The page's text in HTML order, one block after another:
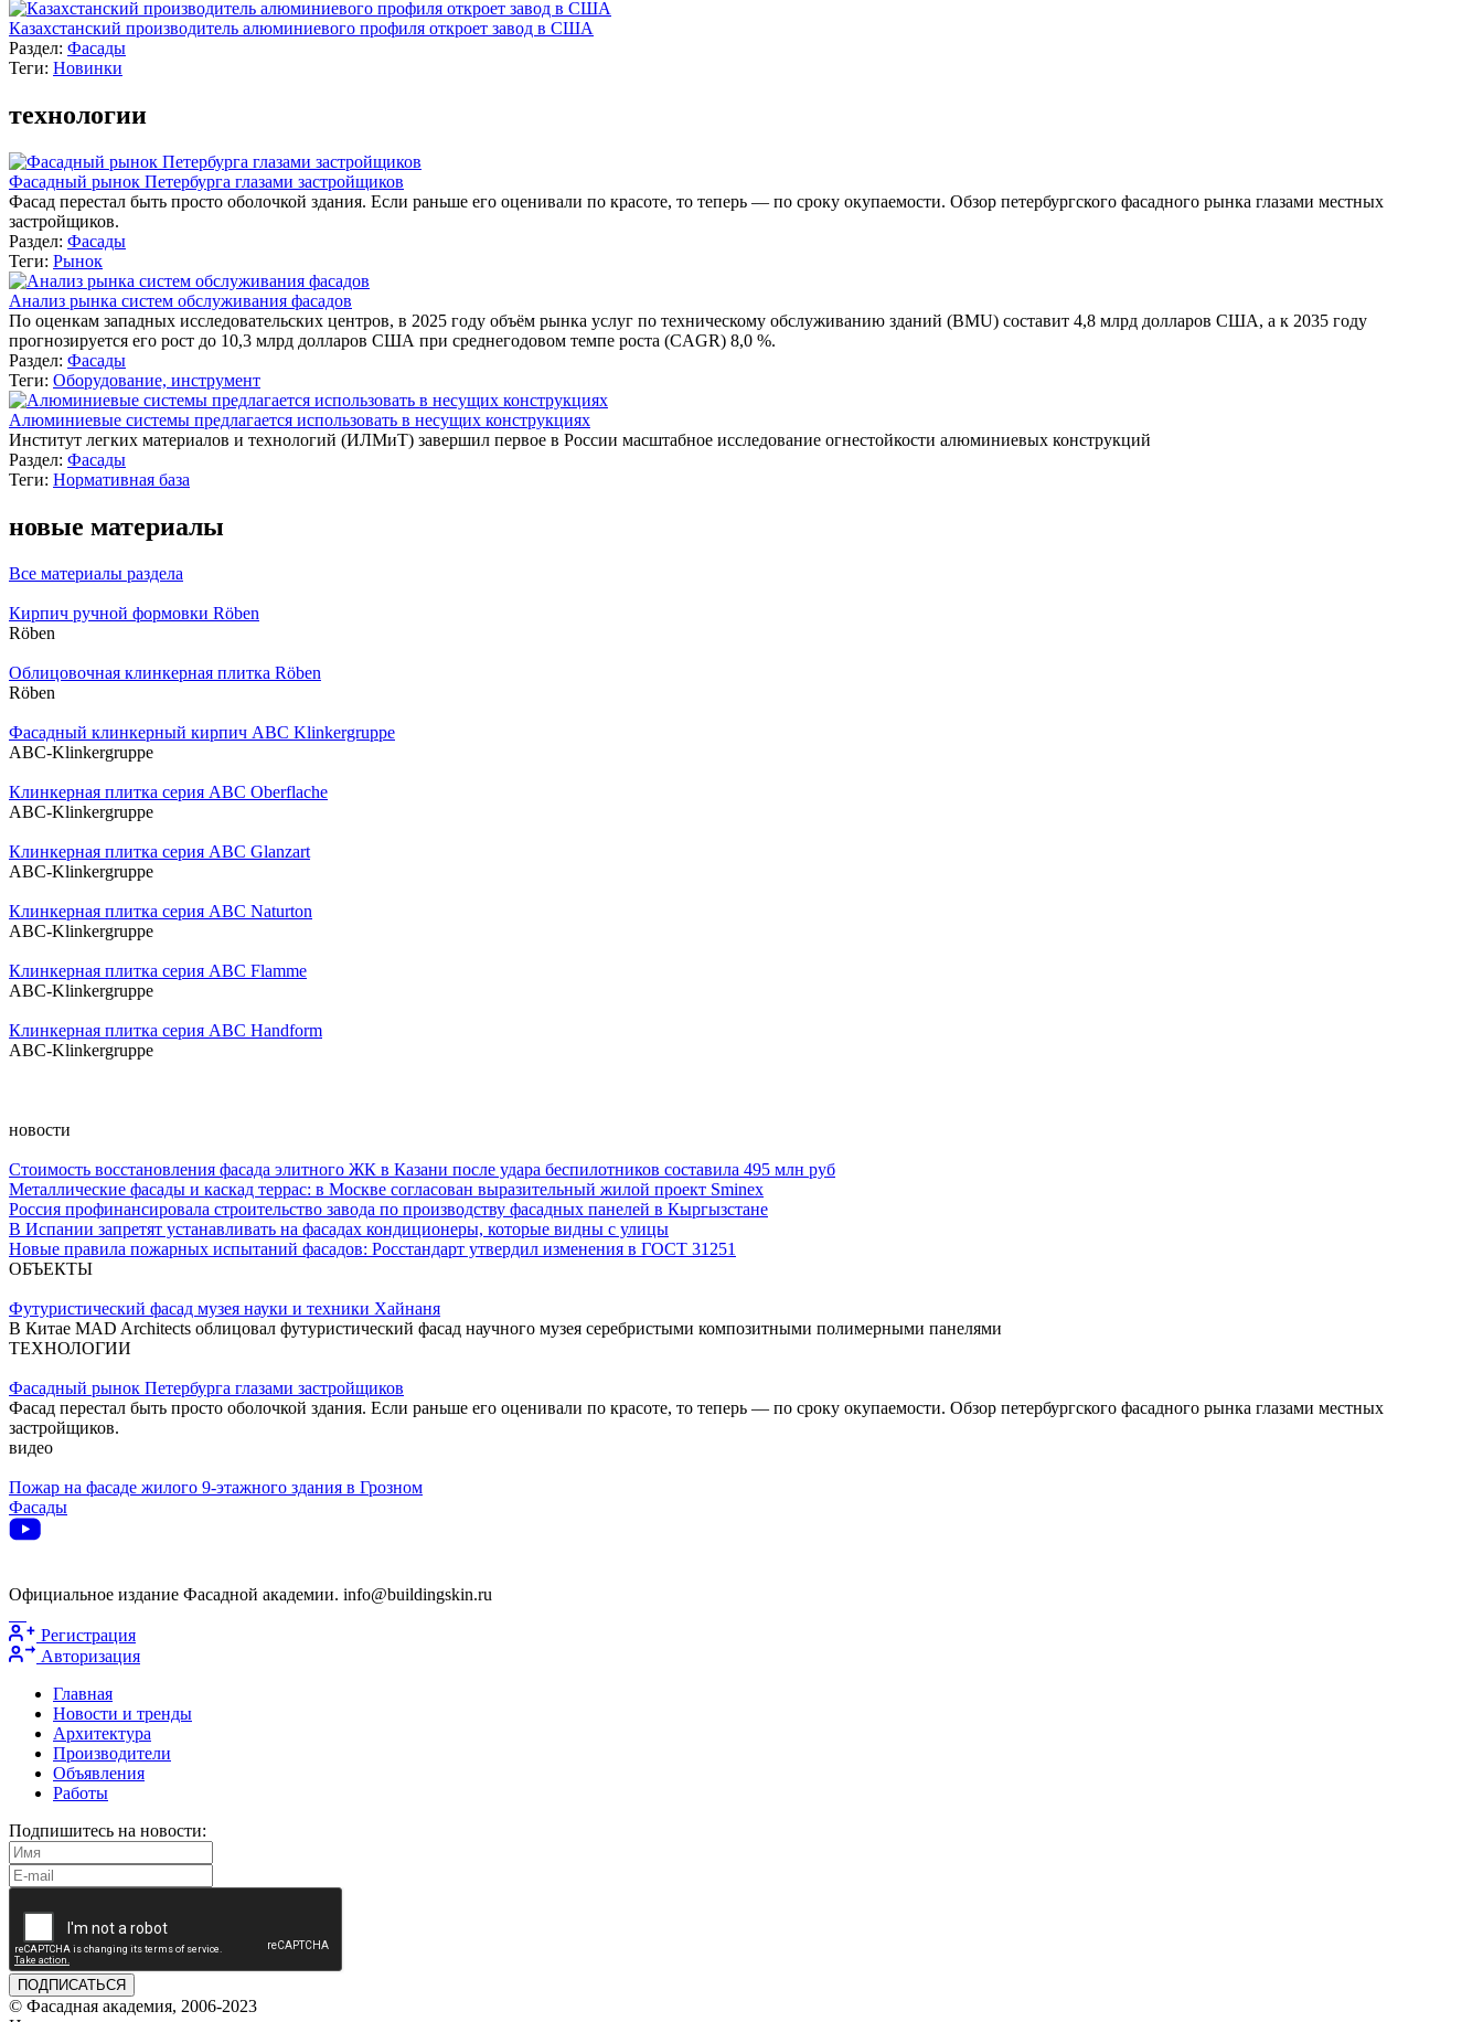
Казахстанский производитель алюминиевого профиля откроет завод в США
Раздел: Фасады
Теги: Новинки
технологии
Фасадный рынок Петербурга глазами застройщиков
Фасад перестал быть просто оболочкой здания. Если раньше его оценивали по красоте, то теперь — по сроку окупаемости. Обзор петербургского фасадного рынка глазами местных
застройщиков.
Раздел: Фасады
Теги: Рынок
Анализ рынка систем обслуживания фасадов
По оценкам западных исследовательских центров, в 2025 году объём рынка услуг по техническому обслуживанию зданий (BMU) составит 4,8 млрд долларов США, а к 2035 году
прогнозируется его рост до 10,3 млрд долларов США при среднегодовом темпе роста (CAGR) 8,0 %.
Раздел: Фасады
Теги: Оборудование, инструмент
Алюминиевые системы предлагается использовать в несущих конструкциях
Институт легких материалов и технологий (ИЛМиТ) завершил первое в России масштабное исследование огнестойкости алюминиевых конструкций
Раздел: Фасады
Теги: Нормативная база
новые материалы
Все материалы раздела
Кирпич ручной формовки Röben
Röben
Облицовочная клинкерная плитка Röben
Röben
Фасадный клинкерный кирпич ABC Klinkergruppe
ABC-Klinkergruppe
Клинкерная плитка серия ABC Oberflache
ABC-Klinkergruppe
Клинкерная плитка серия ABC Glanzart
ABC-Klinkergruppe
Клинкерная плитка серия ABC Naturton
ABC-Klinkergruppe
Клинкерная плитка серия ABC Flamme
ABC-Klinkergruppe
Клинкерная плитка серия ABC Handform
ABC-Klinkergruppe
новости
Стоимость восстановления фасада элитного ЖК в Казани после удара беспилотников составила 495 млн руб
Металлические фасады и каскад террас: в Москве согласован выразительный жилой проект Sminex
Россия профинансировала строительство завода по производству фасадных панелей в Кыргызстане
В Испании запретят устанавливать на фасадах кондиционеры, которые видны с улицы
Новые правила пожарных испытаний фасадов: Росстандарт утвердил изменения в ГОСТ 31251
ОБЪЕКТЫ
Футуристический фасад музея науки и техники Хайнаня
В Китае MAD Architects облицовал футуристический фасад научного музея серебристыми композитными полимерными панелями
ТЕХНОЛОГИИ
Фасадный рынок Петербурга глазами застройщиков
Фасад перестал быть просто оболочкой здания. Если раньше его оценивали по красоте, то теперь — по сроку окупаемости. Обзор петербургского фасадного рынка глазами местных
застройщиков.
видео
Пожар на фасаде жилого 9-этажного здания в Грозном
Фасады
Официальное издание Фасадной академии. info@buildingskin.ru
Регистрация
Авторизация
Главная
Новости и тренды
Архитектура
Производители
Объявления
Работы
Подпишитесь на новости:
ПОДПИСАТЬСЯ
© Фасадная академия, 2006-2023